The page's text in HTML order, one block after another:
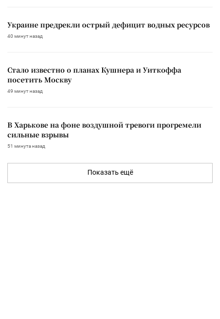
Украине предрекли острый дефицит водных ресурсов
40 минут назад
Стало известно о планах Кушнера и Уиткоффа
посетить Москву
49 минут назад
В Харькове на фоне воздушной тревоги прогремели
сильные взрывы
51 минута назад
Показать ещё